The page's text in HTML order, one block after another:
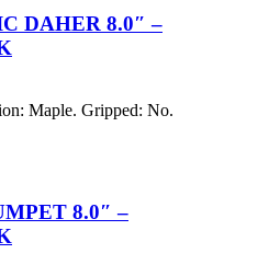
DAHER 8.0″ –
Maple. Gripped: No.
8.0″ –